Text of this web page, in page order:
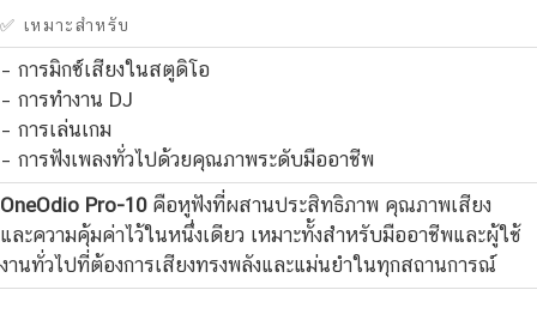
✅ เหมาะสำหรับ
– การมิกซ์เสียงในสตูดิโอ
– การทำงาน DJ
– การเล่นเกม
– การฟังเพลงทั่วไปด้วยคุณภาพระดับมืออาชีพ
OneOdio Pro-10คือหูฟังที่ผสานประสิทธิภาพ คุณภาพเสียง
และความคุ้มค่าไว้ในหนึ่งเดียว เหมาะทั้งสำหรับมืออาชีพและผู้ใช้
งานทั่วไปที่ต้องการเสียงทรงพลังและแม่นยำในทุกสถานการณ์